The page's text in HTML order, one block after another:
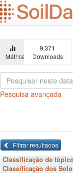
Ir
para
o
principal
Métricas
9,371
Downloads
Pesquisa avançada
Filtrar resultados
Classificação de
Classificação dos